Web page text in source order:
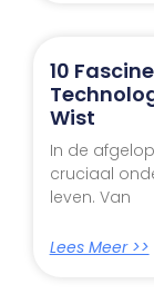
10
Wist
In de
cruciaal
leven. Van
Lees Meer >>